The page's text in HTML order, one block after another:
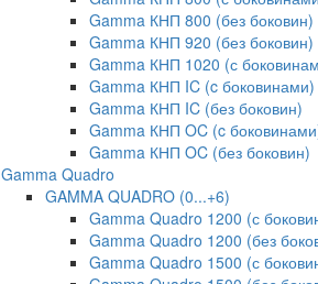
Gamma КНП 800 (без боковин)
Gamma КНП 920 (без боковин)
Gamma КНП 1020 (с
Gamma КНП IC (c боковинами)
Gamma КНП IC (без боковин)
Gamma КНП OC (c
Gamma КНП OC (без боковин)
Gamma Quadro
GAMMA QUADRO (0...+6)
Gamma Quadro 1200 (с
Gamma Quadro 1200 (без
Gamma Quadro 1500 (с